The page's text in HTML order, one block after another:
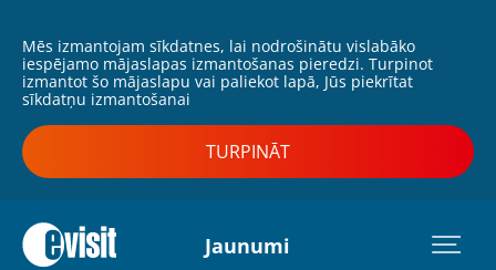
Mēs izmantojam sīkdatnes, lai nodrošinātu vislabāko
iespējamo mājaslapas izmantošanas pieredzi. Turpinot
izmantot šo mājaslapu vai paliekot lapā, Jūs piekrītat
sīkdatņu izmantošanai
TURPINĀT
Jaunumi